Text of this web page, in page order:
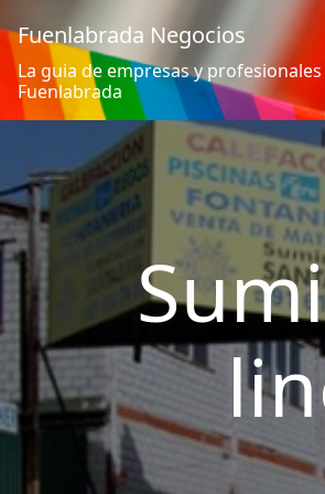
Fuenlabrada Negocios
La guia de empresas y
Fuenlabrada